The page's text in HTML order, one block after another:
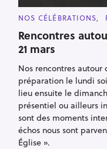
C
T
E
G
O
R
I
E
S
NOS CÉLÉBRATIONS
Rencontres
21 mars
Nos rencontres autour
préparation le lundi
lieu ensuite le
présentiel ou ailleurs
sont des moments
échos nous sont
Église ».
f
o
r
: